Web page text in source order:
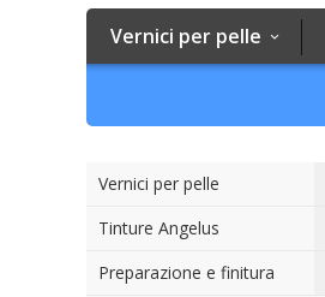
Vernici per pelle
Vernici per pelle
Tinture Angelus
Preparazione e finitura